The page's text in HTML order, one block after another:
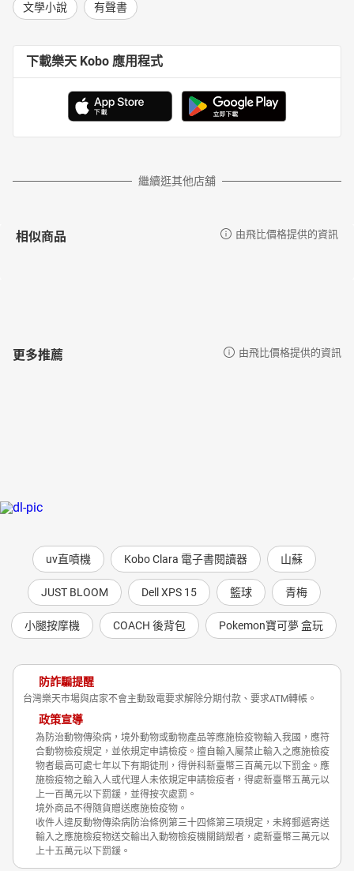
文學小說 有聲書
下載樂天 Kobo 應用程式
繼續逛其他店舖
相似商品 由飛比價格提供的資訊
更多推薦 由飛比價格提供的資訊
uv直噴機 Kobo Clara 電子書閱讀器 山蘇
JUST BLOOM Dell XPS 15 籃球 青梅
小腿按摩機 COACH 後背包 Pokemon寶可夢 盒玩
防詐騙提醒
台灣樂天市場與店家不會主動致電要求解除分期付款、要求ATM轉帳。
政策宣導
為防治動物傳染病，境外動物或動物產品等應施檢疫物輸入我國，應符
合動物檢疫規定，並依規定申請檢疫。擅自輸入屬禁止輸入之應施檢疫
物者最高可處七年以下有期徒刑，得併科新臺幣三百萬元以下罰金。應
施檢疫物之輸入人或代理人未依規定申請檢疫者，得處新臺幣五萬元以
上一百萬元以下罰鍰，並得按次處罰。
境外商品不得隨貨贈送應施檢疫物。
收件人違反動物傳染病防治條例第三十四條第三項規定，未將郵遞寄送
輸入之應施檢疫物送交輸出入動物檢疫機關銷燬者，處新臺幣三萬元以
上十五萬元以下罰鍰。